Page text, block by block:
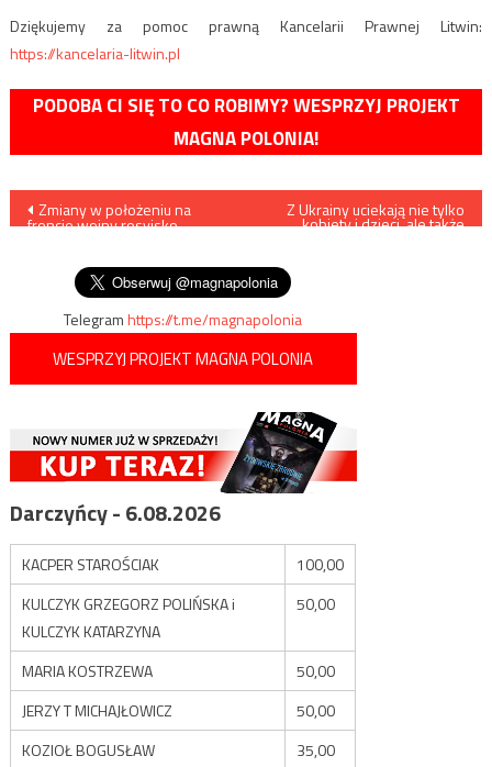
Dziękujemy za pomoc prawną Kancelarii Prawnej Litwin:
https://kancelaria-litwin.pl
PODOBA CI SIĘ TO CO ROBIMY? WESPRZYJ PROJEKT
MAGNA POLONIA!
Nawigacja
Zmiany w położeniu na
froncie wojny rosyjsko-
Z Ukrainy uciekają nie tylko
kobiety i dzieci, ale także
Telegramhttps://t.me/magnapolonia
WESPRZYJ PROJEKT MAGNA POLONIA
Darczyńcy - 6.08.2026
KACPER STAROŚCIAK
100,00
KULCZYK GRZEGORZ POLIŃSKA i
KULCZYK KATARZYNA
50,00
MARIA KOSTRZEWA
50,00
JERZY T MICHAJŁOWICZ
50,00
KOZIOŁ BOGUSŁAW
35,00